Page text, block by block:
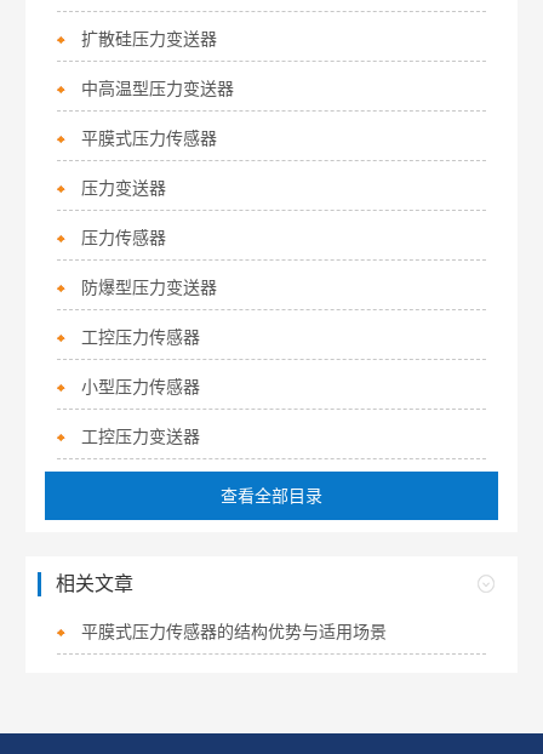
扩散硅压力变送器
中高温型压力变送器
平膜式压力传感器
压力变送器
压力传感器
防爆型压力变送器
工控压力传感器
小型压力传感器
工控压力变送器
查看全部目录
相关文章
平膜式压力传感器的结构优势与适用场景